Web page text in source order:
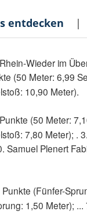
entdecken |
Wieder im
(50 Meter: 6,99
10,90 Meter).
(50 Meter:
7,80 Meter); .
Samuel Plenert
(Fünfer-
1,50 Meter);